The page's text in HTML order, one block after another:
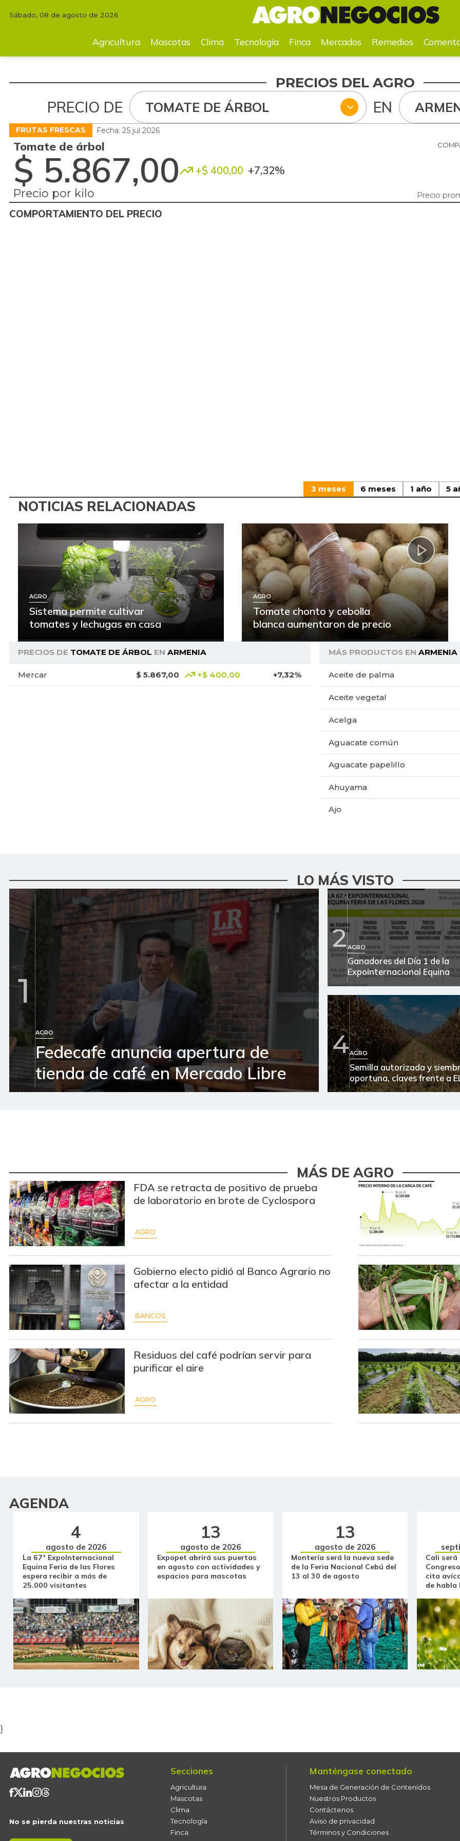
Mascotas Clima Tecnología Mercados Remedios Comentarios Agenda
Sábado, 08 de agosto de 2026
Agricultura Mascotas Clima Tecnología Finca Mercados Remedios
PRECIOS DEL AGRO
PRECIO DE TOMATE DE ÁRBOL EN
FRUTAS FRESCAS Fecha: 25 jul 2026
Tomate de árbol
$ 5.867,00 +$ 400,00 +7,32%
Precio por kilo
Precio
COMPORTAMIENTO DEL PRECIO
3 meses 6 meses 1 año 5
NOTICIAS RELACIONADAS
AGRO
Sistema permite cultivar
tomates y lechugas en casa
AGRO
Tomate chonto y cebolla
blanca aumentaron de precio
PRECIOS DE TOMATE DE ÁRBOL EN ARMENIA
Mercar $ 5.867,00 +$ 400,00 +7,32%
MÁS PRODUCTOS EN ARMENIA
Aceite de palma
Aceite vegetal
Acelga
Aguacate común
Aguacate papelillo
Ahuyama
Ajo
Arracacha blanca
Arroz de primera
Arveja verde
Arveja verde seca
Atún en lata
Avena en hojuelas
Azúcar
Bagre rayado en postas
congelado
Banano criollo
Berenjena
Brazo con hueso de cerdo
Brazo sin hueso de cerdo
Cabeza de lomo de cerdo
Cadera de res
Café molido
Carne de cerdo en canal
Carne de res en canal
Cazuela de mariscos
Chocolate amargo
Chócolo mazorca
Cilantro
Cogote de carne de res
Coliflor
Costilla de cerdo
Espinaca
Espinazo de cerdo
Falda de res
Filete congelado de róbalo
LO MÁS VISTO
1
AGRO
Fedecafe anuncia apertura de
tienda de café en Mercado Libre
2AGRO
Ganadores del Día 1 de la
ExpoInternacional Equina
4AGRO
Semilla autorizada y
oportuna, claves frente a
MÁS DE AGRO
FDA se retracta de positivo de prueba
de laboratorio en brote de Cyclospora
AGRO
Gobierno electo pidió al Banco Agrario no
afectar a la entidad
BANCOS
Residuos del café podrían servir para
purificar el aire
AGRO
AGENDA
4
agosto de 2026
La 67ª ExpoInternacional
Equina Feria de las Flores
espera recibir a más de
25.000 visitantes
13
agosto de 2026
Expopet abrirá sus puertas
en agosto con actividades y
espacios para mascotas
13
agosto de 2026
Montería será la nueva sede
de la Feria Nacional Cebú del
13 al 30 de agosto
Cali será
cita
de habla
}
No se pierda nuestras noticias
Secciones
Agricultura
Mascotas
Clima
Tecnología
Finca
Manténgase conectado
Mesa de Generación de Contenidos
Nuestros Productos
Contáctenos
Aviso de privacidad
Términos y Condiciones